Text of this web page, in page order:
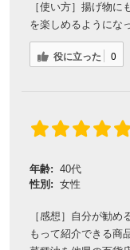
［使い方］揚げ物
を楽しめるようにな
役に立った 0
年齢: 40代
性別: 女性
［感想］自分が勧
もって紹介できる